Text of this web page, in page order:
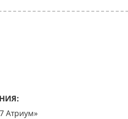
Атриум»